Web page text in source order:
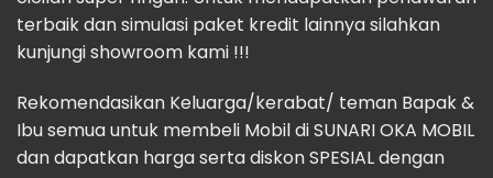
terbaik dan simulasi paket kredit lainnya silahkan
kunjungi showroom kami !!!
Rekomendasikan Keluarga/kerabat/ teman Bapak &
Ibu semua untuk membeli Mobil di SUNARI OKA MOBIL
dan dapatkan harga serta diskon SPESIAL dengan